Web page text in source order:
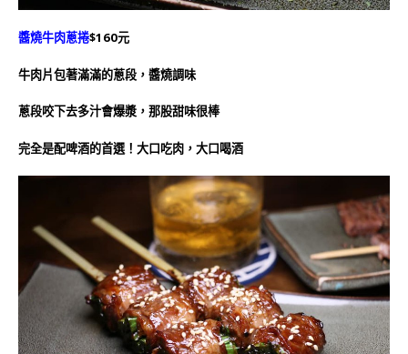
醬燒牛肉蔥捲$160元
牛肉片包著滿滿的蔥段，醬燒調味
蔥段咬下去多汁會爆漿，那股甜味很棒
完全是配啤酒的首選！大口吃肉，大口喝酒